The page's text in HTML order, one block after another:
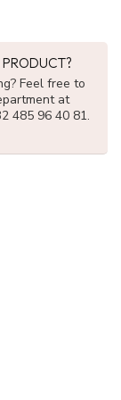
Feel free to
at
485 96 40 81.